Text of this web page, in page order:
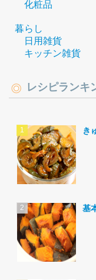
化粧品
暮らし
日用雑貨
キッチン雑貨
レシピランキ
き
基